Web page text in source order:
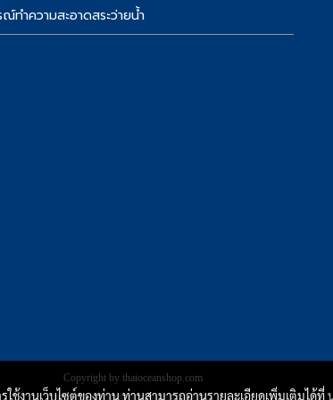
ทำความสะอาดสระว่ายน้ำ
Copyright by thaioceanshop.com
งานเว็บไซต์ของท่าน ท่านสามารถอ่านรายละเอียดเพิ่มเติมได้ที่